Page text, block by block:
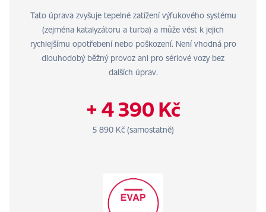
Tato úprava zvyšuje tepelné zatížení výfukového systému
(zejména katalyzátoru a turba) a může vést k jejich
rychlejšímu opotřebení nebo poškození. Není vhodná pro
dlouhodobý běžný provoz ani pro sériové vozy bez
dalších úprav.
+ 4 390 Kč
5 890 Kč (samostatně)